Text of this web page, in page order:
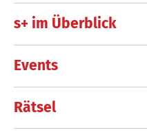
s+ im Überblick
Events
Rätsel